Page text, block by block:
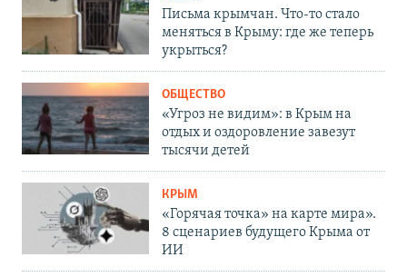
Письма крымчан. Что-то стало
меняться в Крыму: где же теперь
укрыться?
ОБЩЕСТВО
«Угроз не видим»: в Крым на
отдых и оздоровление завезут
тысячи детей
КРЫМ
«Горячая точка» на карте мира».
8 сценариев будущего Крыма от
ИИ